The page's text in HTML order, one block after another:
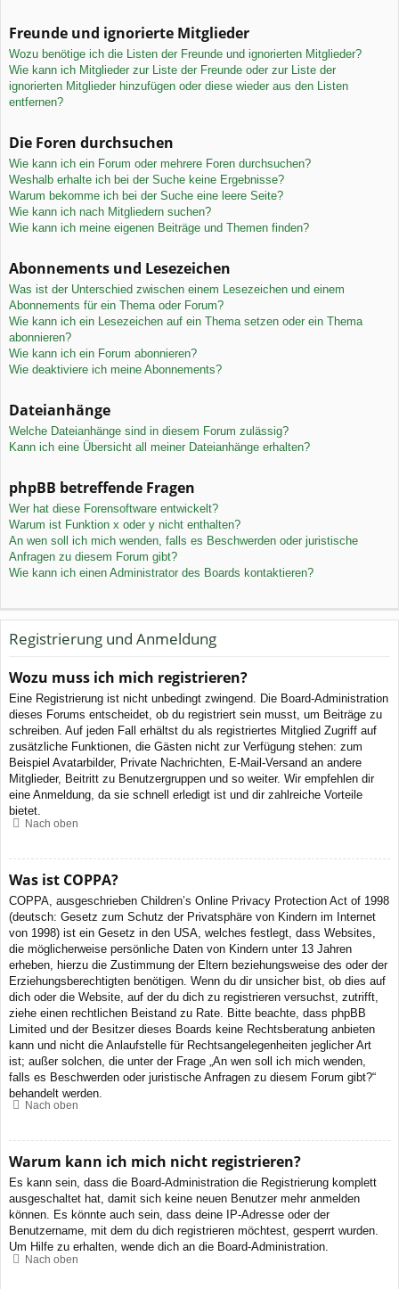
Freunde und ignorierte Mitglieder
Wozu benötige ich die Listen der Freunde und ignorierten Mitglieder?
Wie kann ich Mitglieder zur Liste der Freunde oder zur Liste der
ignorierten Mitglieder hinzufügen oder diese wieder aus den Listen
entfernen?
Die Foren durchsuchen
Wie kann ich ein Forum oder mehrere Foren durchsuchen?
Weshalb erhalte ich bei der Suche keine Ergebnisse?
Warum bekomme ich bei der Suche eine leere Seite?
Wie kann ich nach Mitgliedern suchen?
Wie kann ich meine eigenen Beiträge und Themen finden?
Abonnements und Lesezeichen
Was ist der Unterschied zwischen einem Lesezeichen und einem
Abonnements für ein Thema oder Forum?
Wie kann ich ein Lesezeichen auf ein Thema setzen oder ein Thema
abonnieren?
Wie kann ich ein Forum abonnieren?
Wie deaktiviere ich meine Abonnements?
Dateianhänge
Welche Dateianhänge sind in diesem Forum zulässig?
Kann ich eine Übersicht all meiner Dateianhänge erhalten?
phpBB betreffende Fragen
Wer hat diese Forensoftware entwickelt?
Warum ist Funktion x oder y nicht enthalten?
An wen soll ich mich wenden, falls es Beschwerden oder juristische
Anfragen zu diesem Forum gibt?
Wie kann ich einen Administrator des Boards kontaktieren?
Registrierung und Anmeldung
Wozu muss ich mich registrieren?
Eine Registrierung ist nicht unbedingt zwingend. Die Board-Administration
dieses Forums entscheidet, ob du registriert sein musst, um Beiträge zu
schreiben. Auf jeden Fall erhältst du als registriertes Mitglied Zugriff auf
zusätzliche Funktionen, die Gästen nicht zur Verfügung stehen: zum
Beispiel Avatarbilder, Private Nachrichten, E-Mail-Versand an andere
Mitglieder, Beitritt zu Benutzergruppen und so weiter. Wir empfehlen dir
eine Anmeldung, da sie schnell erledigt ist und dir zahlreiche Vorteile
bietet.
Nach oben
Was ist COPPA?
COPPA, ausgeschrieben Children’s Online Privacy Protection Act of 1998
(deutsch: Gesetz zum Schutz der Privatsphäre von Kindern im Internet
von 1998) ist ein Gesetz in den USA, welches festlegt, dass Websites,
die möglicherweise persönliche Daten von Kindern unter 13 Jahren
erheben, hierzu die Zustimmung der Eltern beziehungsweise des oder der
Erziehungsberechtigten benötigen. Wenn du dir unsicher bist, ob dies auf
dich oder die Website, auf der du dich zu registrieren versuchst, zutrifft,
ziehe einen rechtlichen Beistand zu Rate. Bitte beachte, dass phpBB
Limited und der Besitzer dieses Boards keine Rechtsberatung anbieten
kann und nicht die Anlaufstelle für Rechtsangelegenheiten jeglicher Art
ist; außer solchen, die unter der Frage „An wen soll ich mich wenden,
falls es Beschwerden oder juristische Anfragen zu diesem Forum gibt?“
behandelt werden.
Nach oben
Warum kann ich mich nicht registrieren?
Es kann sein, dass die Board-Administration die Registrierung komplett
ausgeschaltet hat, damit sich keine neuen Benutzer mehr anmelden
können. Es könnte auch sein, dass deine IP-Adresse oder der
Benutzername, mit dem du dich registrieren möchtest, gesperrt wurden.
Um Hilfe zu erhalten, wende dich an die Board-Administration.
Nach oben